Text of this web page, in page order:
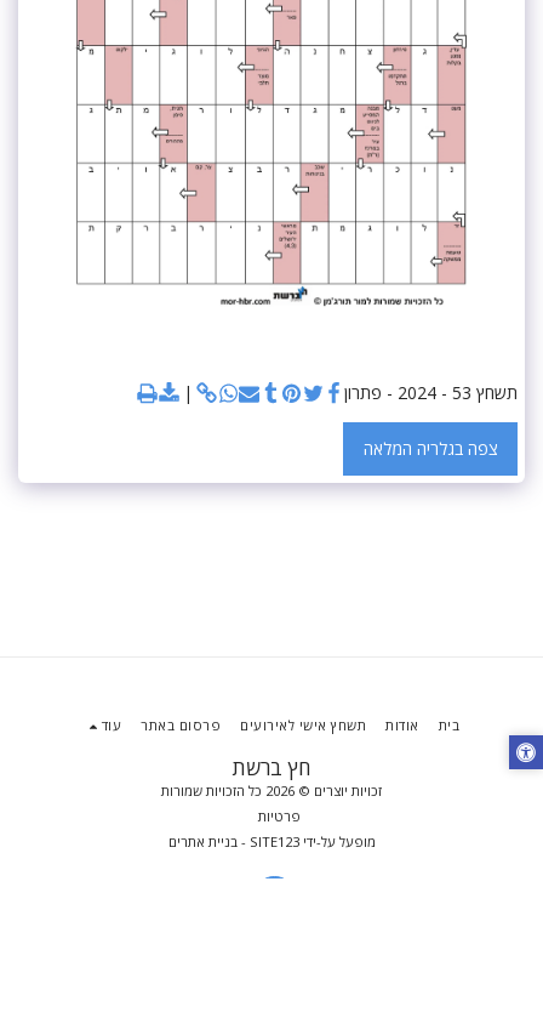
תשחץ 53 - 2024 - פתרון
צפה בגלריה המלאה
חץ ברשת
זכויות יוצרים © 2026 כל הזכויות שמורות
פרטיות
מופעל על-ידיSITE123
- בניית אתרים
בית אודות תשחץ אישי לאירועים פרסום באתר עוד